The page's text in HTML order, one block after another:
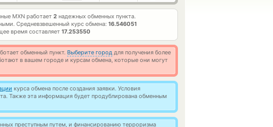
MXN работает 2 надежных обменных пункта.
Средневзвешенный курс обмена: 16.546051
время составляет 17.253550
обменный пункт. Выберите город для получения более
в вашем городе и курсам обмена, которые они могут
курса обмена после создания заявки. Условия
Также эта информация будет продублирована обменным
преступным путем, и финансированию терроризма